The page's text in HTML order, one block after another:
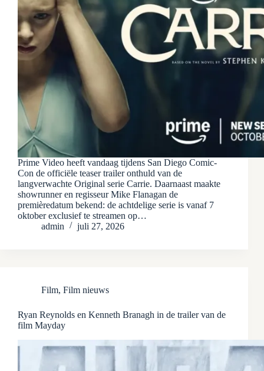
Prime Video heeft vandaag tijdens San Diego Comic-
Con de officiële teaser trailer onthuld van de
langverwachte Original serie Carrie. Daarnaast maakte
showrunner en regisseur Mike Flanagan de
premièredatum bekend: de achtdelige serie is vanaf 7
oktober exclusief te streamen op…
admin
juli 27, 2026
Film, Film nieuws
Ryan Reynolds en Kenneth Branagh in de trailer van de
film Mayday